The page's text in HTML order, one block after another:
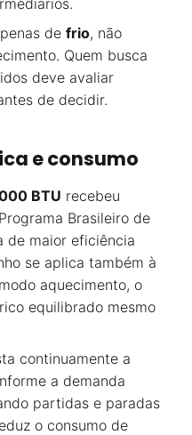
de frio, não
Quem busca
deve avaliar
de decidir.
e consumo
BTU recebeu
Brasileiro de
de maior eficiência
se aplica também à
aquecimento, o
equilibrado mesmo
continuamente a
a demanda
partidas e paradas
o consumo de